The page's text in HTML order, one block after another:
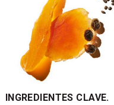
INGREDIENTES CLAVE.